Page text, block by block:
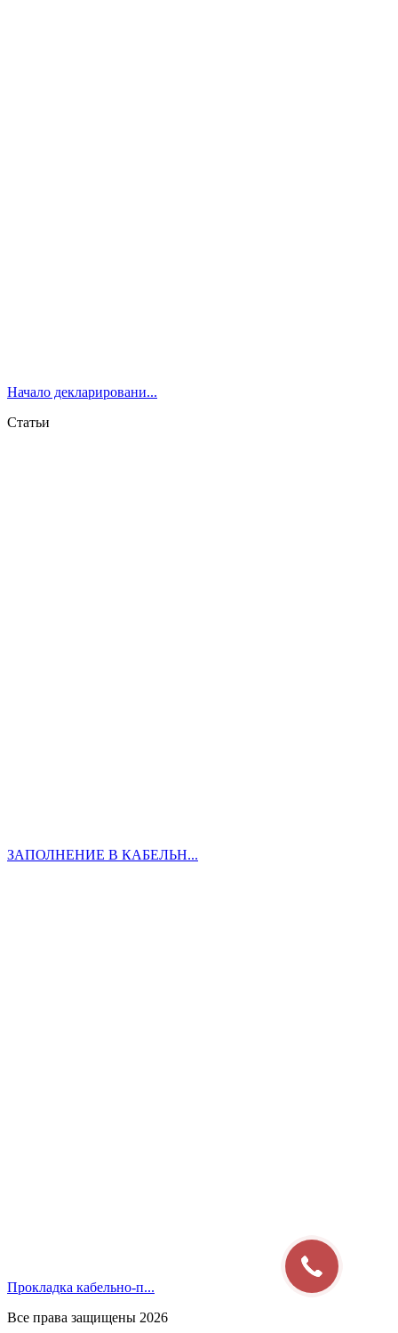
Начало декларировани...
Статьи
ЗАПОЛНЕНИЕ В КАБЕЛЬН...
Прокладка кабельно-п...
Все права защищены 2026